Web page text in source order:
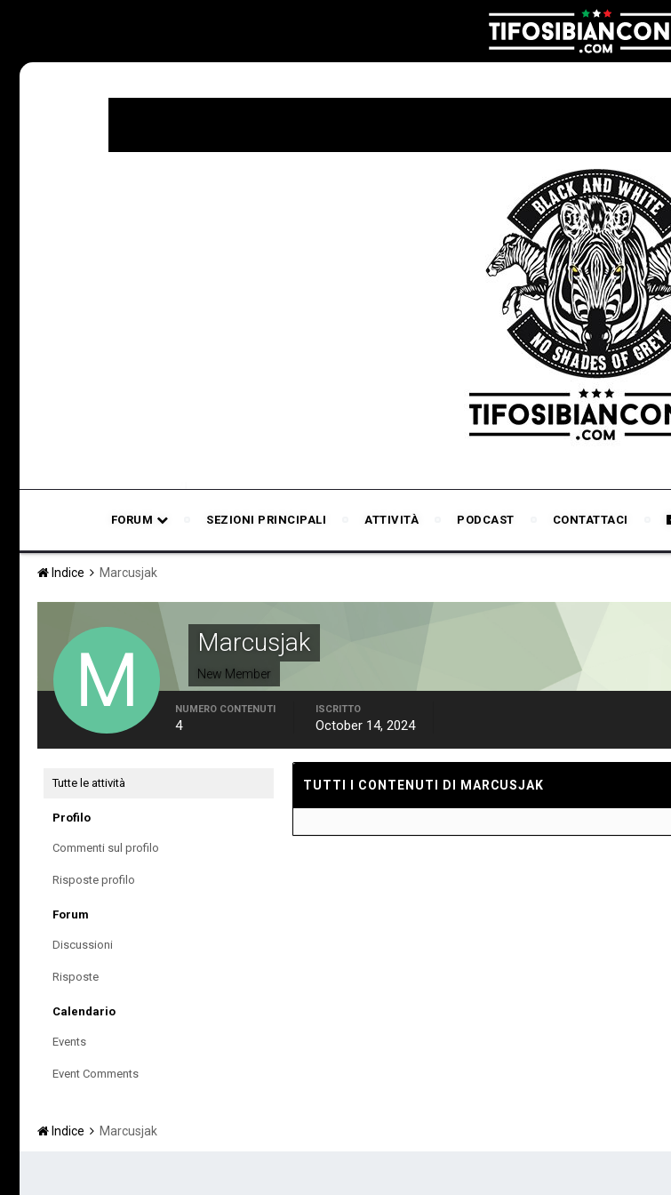
FORUM SEZIONI PRINCIPALI ATTIVITÀ PODCAST CONTATTACI
Indice Marcusjak
Marcusjak
New Member
NUMERO CONTENUTI
4
ISCRITTO
October 14, 2024
Tutte le attività
Profilo
Commenti sul profilo
Risposte profilo
Forum
Discussioni
Risposte
Calendario
Events
Event Comments
TUTTI I CONTENUTI DI MARCUSJAK
Indice Marcusjak